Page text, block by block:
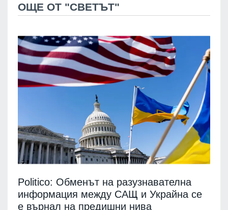
ОЩЕ ОТ "СВЕТЪТ"
Politico: Обменът на разузнавателна
информация между САЩ и Украйна се
е върнал на предишни нива